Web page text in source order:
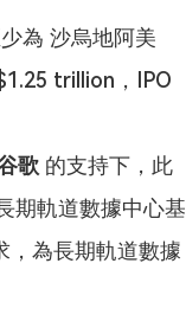
為 沙烏地阿美
trillion，IPO
歌 的支持下，此
期軌道數據中心基
，為長期軌道數據